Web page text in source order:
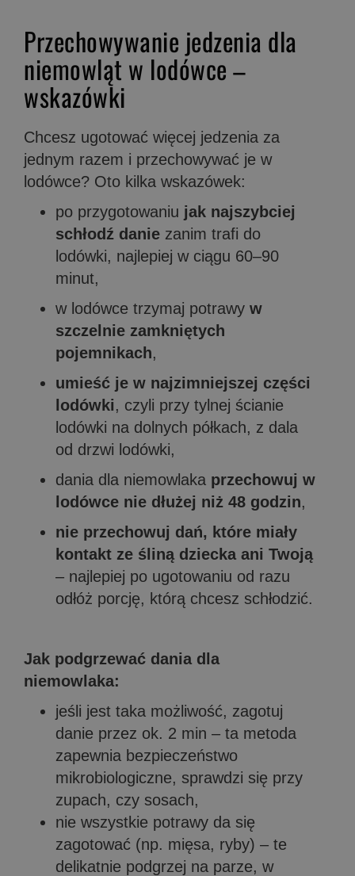
Przechowywanie jedzenia dla
niemowląt w lodówce –
wskazówki
Chcesz ugotować więcej jedzenia za
jednym razem i przechowywać je w
lodówce? Oto kilka wskazówek:
po przygotowaniu jak najszybciej
schłodź danie zanim trafi do
lodówki, najlepiej w ciągu 60–90
minut,
w lodówce trzymaj potrawy w
szczelnie zamkniętych
pojemnikach,
umieść je w najzimniejszej części
lodówki, czyli przy tylnej ścianie
lodówki na dolnych półkach, z dala
od drzwi lodówki,
dania dla niemowlaka przechowuj w
lodówce nie dłużej niż 48 godzin,
nie przechowuj dań, które miały
kontakt ze śliną dziecka ani Twoją
– najlepiej po ugotowaniu od razu
odłóż porcję, którą chcesz schłodzić.
Jak podgrzewać dania dla
niemowlaka:
jeśli jest taka możliwość, zagotuj
danie przez ok. 2 min – ta metoda
zapewnia bezpieczeństwo
mikrobiologiczne, sprawdzi się przy
zupach, czy sosach,
nie wszystkie potrawy da się
zagotować (np. mięsa, ryby) – te
delikatnie podgrzej na parze, w